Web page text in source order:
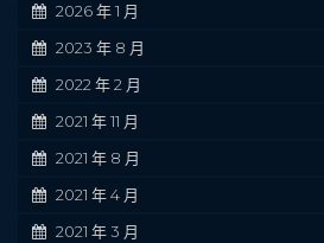
2026 年 1 月
2023 年 8 月
2022 年 2 月
2021 年 11 月
2021 年 8 月
2021 年 4 月
2021 年 3 月